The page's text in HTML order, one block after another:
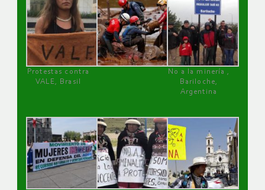
Protestas contra
VALE, Brasil
No a la minería ,
Bariloche,
Argentina